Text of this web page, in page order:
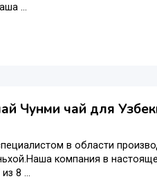
...
Чунми чай для
в области
компания в
8 ...